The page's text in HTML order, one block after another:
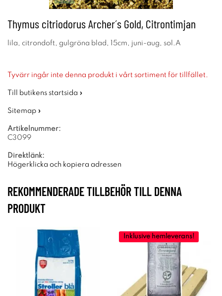
Thymus citriodorus Archer´s Gold, Citrontimjan
lila, citrondoft, gulgröna blad, 15cm, juni-aug, sol.A
Tyvärr ingår inte denna produkt i vårt sortiment för tillfället.
Till butikens startsida »
Sitemap »
Artikelnummer:
C3099
Direktlänk:
Högerklicka och kopiera adressen
REKOMMENDERADE TILLBEHÖR TILL DENNA
PRODUKT
Inklusive hemleverans!